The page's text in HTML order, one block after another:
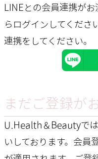
LINEとの会員連携が
らログインしてくださ
連携をしてください。
まだご登録が
U.Health＆Beautyで
いしております。会員